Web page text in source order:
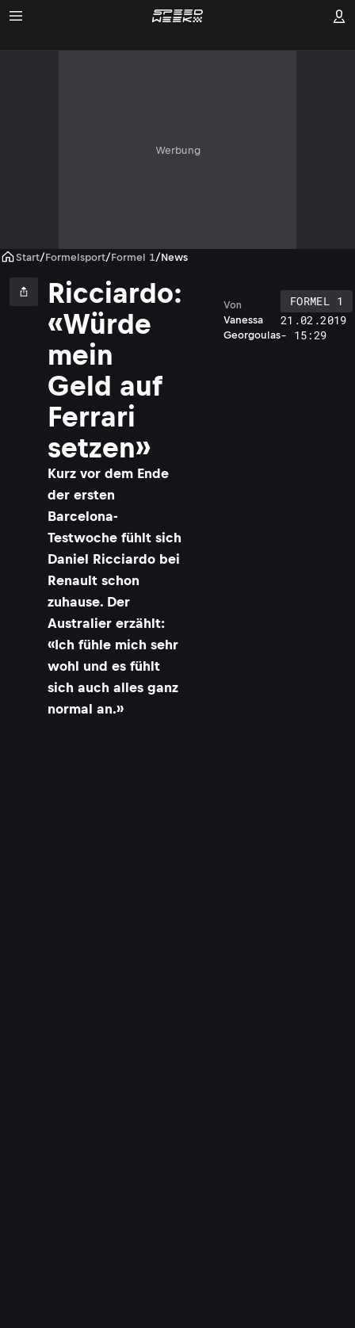
Werbung
Start/Formelsport/Formel 1/News
Ricciardo:
«Würde
mein
Geld auf
Ferrari
setzen»
Kurz vor dem Ende
der ersten
Barcelona-
Testwoche fühlt sich
Daniel Ricciardo bei
Renault schon
zuhause. Der
Australier erzählt:
«Ich fühle mich sehr
wohl und es fühlt
sich auch alles ganz
normal an.»
Vanessa
Georgoulas
Von
FORMEL 1
21.02.2019
- 15:29